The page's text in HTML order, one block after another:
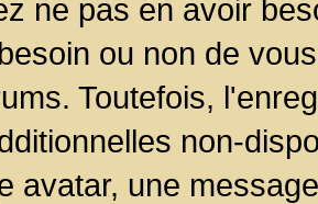
ne pas en avoir
ou non de
Toutefois,
non-
avatar, une